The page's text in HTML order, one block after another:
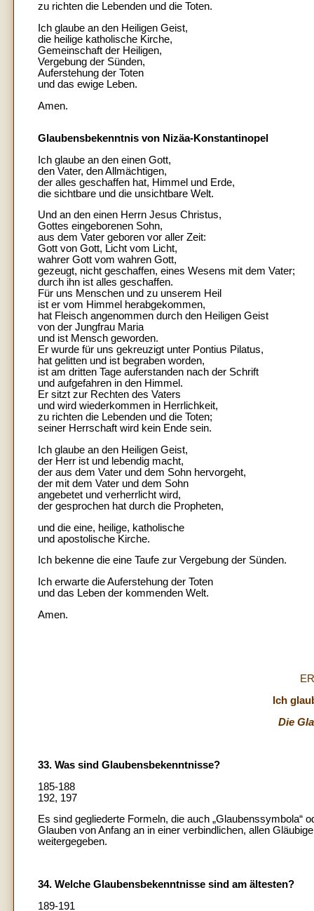
zu richten die Lebenden und die Toten.
Ich glaube an den Heiligen Geist,
die heilige katholische Kirche,
Gemeinschaft der Heiligen,
Vergebung der Sünden,
Auferstehung der Toten
und das ewige Leben.
Amen.
Glaubensbekenntnis von Nizäa-Konstantinopel
Ich glaube an den einen Gott,
den Vater, den Allmächtigen,
der alles geschaffen hat, Himmel und Erde,
die sichtbare und die unsichtbare Welt.
Und an den einen Herrn Jesus Christus,
Gottes eingeborenen Sohn,
aus dem Vater geboren vor aller Zeit:
Gott von Gott, Licht vom Licht,
wahrer Gott vom wahren Gott,
gezeugt, nicht geschaffen, eines Wesens mit dem Vater;
durch ihn ist alles geschaffen.
Für uns Menschen und zu unserem Heil
ist er vom Himmel herabgekommen,
hat Fleisch angenommen durch den Heiligen Geist
von der Jungfrau Maria
und ist Mensch geworden.
Er wurde für uns gekreuzigt unter Pontius Pilatus,
hat gelitten und ist begraben worden,
ist am dritten Tage auferstanden nach der Schrift
und aufgefahren in den Himmel.
Er sitzt zur Rechten des Vaters
und wird wiederkommen in Herrlichkeit,
zu richten die Lebenden und die Toten;
seiner Herrschaft wird kein Ende sein.
Ich glaube an den Heiligen Geist,
der Herr ist und lebendig macht,
der aus dem Vater und dem Sohn hervorgeht,
der mit dem Vater und dem Sohn
angebetet und verherrlicht wird,
der gesprochen hat durch die Propheten,
und die eine, heilige, katholische
und apostolische Kirche.
Ich bekenne die eine Taufe zur Vergebung der Sünden.
Ich erwarte die Auferstehung der Toten
und das Leben der kommenden Welt.
Amen.
Ich
Die
33. Was sind Glaubensbekenntnisse?
185-188
192, 197
Es sind gegliederte Formeln, die auch „Glaubenssymbola“
Glauben von Anfang an in einer verbindlichen, allen
weitergegeben.
34. Welche Glaubensbekenntnisse sind am ältesten?
189-191